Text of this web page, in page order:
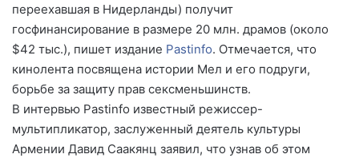
переехавшая в Нидерланды) получит
госфинансирование в размере 20 млн. драмов (около
$42 тыс.), пишет издание Pastinfo. Отмечается, что
кинолента посвящена истории Мел и его подруги,
борьбе за защиту прав сексменьшинств.
В интервью Pastinfo известный режиссер-
мультипликатор, заслуженный деятель культуры
Армении Давид Саакянц заявил, что узнав об этом